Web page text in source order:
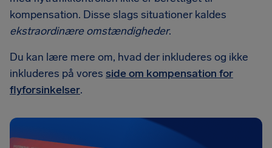
kompensation. Disse slags situationer kaldes
ekstraordinære omstændigheder.
Du kan lære mere om, hvad der inkluderes og ikke
inkluderes på vores side om kompensation for
flyforsinkelser.